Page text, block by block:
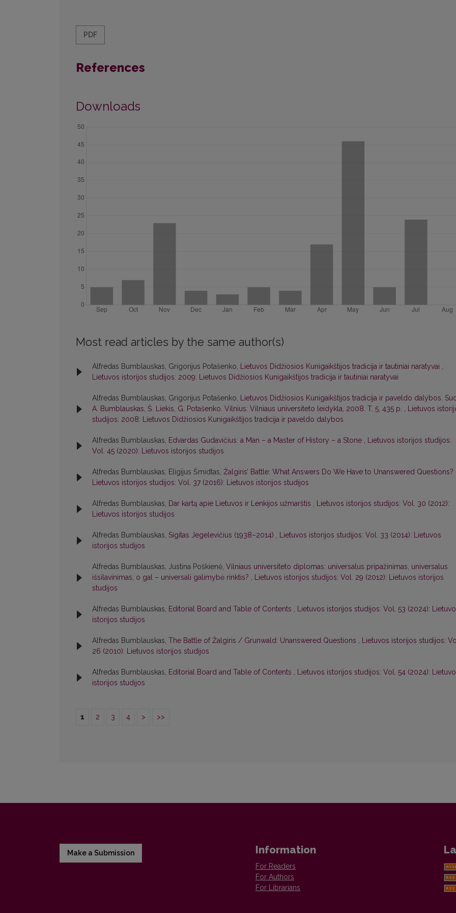
PDF
References
Downloads
Most read articles by the same author(s)
Alfredas Bumblauskas, Grigorijus Potašenko, Lietuvos Didžiosios Kunigaikštijos tradicija ir tautiniai naratyvai ,
Lietuvos istorijos studijos: 2009: Lietuvos Didžiosios Kunigaikštijos tradicija ir tautiniai naratyvai
Alfredas Bumblauskas, Grigorijus Potašenko, Lietuvos Didžiosios Kunigaikštijos tradicija ir paveldo dalybos.
A. Bumblauskas, Š. Liekis, G. Potašenko. Vilnius: Vilniaus universiteto leidykla, 2008. T. 5, 435 p. , Lietuvos
studijos: 2008: Lietuvos Didžiosios Kunigaikštijos tradicija ir paveldo dalybos
Alfredas Bumblauskas, Edvardas Gudavičius: a Man – a Master of History – a Stone , Lietuvos istorijos studijos:
Vol. 45 (2020): Lietuvos istorijos studijos
Alfredas Bumblauskas, Eligijus Šmidtas, Žalgiris’ Battle: What Answers Do We Have to Unanswered Questions?
Lietuvos istorijos studijos: Vol. 37 (2016): Lietuvos istorijos studijos
Alfredas Bumblauskas, Dar kartą apie Lietuvos ir Lenkijos užmarštis , Lietuvos istorijos studijos: Vol. 30 (2012):
Lietuvos istorijos studijos
Alfredas Bumblauskas, Sigitas Jegelevičius (1938–2014) , Lietuvos istorijos studijos: Vol. 33 (2014): Lietuvos
istorijos studijos
Alfredas Bumblauskas, Justina Poškienė, Vilniaus universiteto diplomas: universalus pripažinimas, universalus
išsilavinimas, o gal – universali galimybė rinktis? , Lietuvos istorijos studijos: Vol. 29 (2012): Lietuvos istorijos
studijos
Alfredas Bumblauskas, Editorial Board and Table of Contents , Lietuvos istorijos studijos: Vol. 53 (2024):
istorijos studijos
Alfredas Bumblauskas, The Battle of Žalgiris / Grunwald: Unanswered Questions , Lietuvos istorijos studijos:
26 (2010): Lietuvos istorijos studijos
Alfredas Bumblauskas, Editorial Board and Table of Contents , Lietuvos istorijos studijos: Vol. 54 (2024):
istorijos studijos
1 2 3 4 > >>
Make a Submission Information
For Readers
For Authors
For Librarians